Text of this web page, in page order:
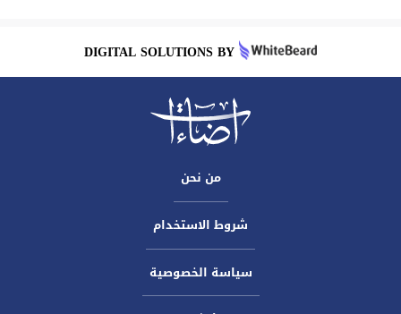
DIGITAL SOLUTIONS BY
من نحن
شروط الاستخدام
سياسة الخصوصية